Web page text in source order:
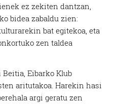
ez zekiten dantzan,
bidea zabaldu zien:
bat egitekoa, eta
zen taldea
Eibarko Klub
aritutakoa. Harekin hasi
argi geratu zen